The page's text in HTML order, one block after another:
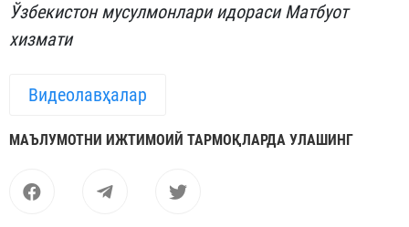
Ўзбекистон мусулмонлари идораси Матбуот
хизмати
Видеолавҳалар
МАЪЛУМОТНИ ИЖТИМОИЙ ТАРМОҚЛАРДА УЛАШИНГ